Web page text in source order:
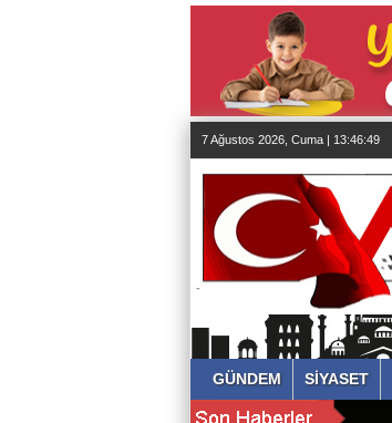
7 Ağustos 2026, Cuma | 13:46:49
GÜNDEM SİYASET